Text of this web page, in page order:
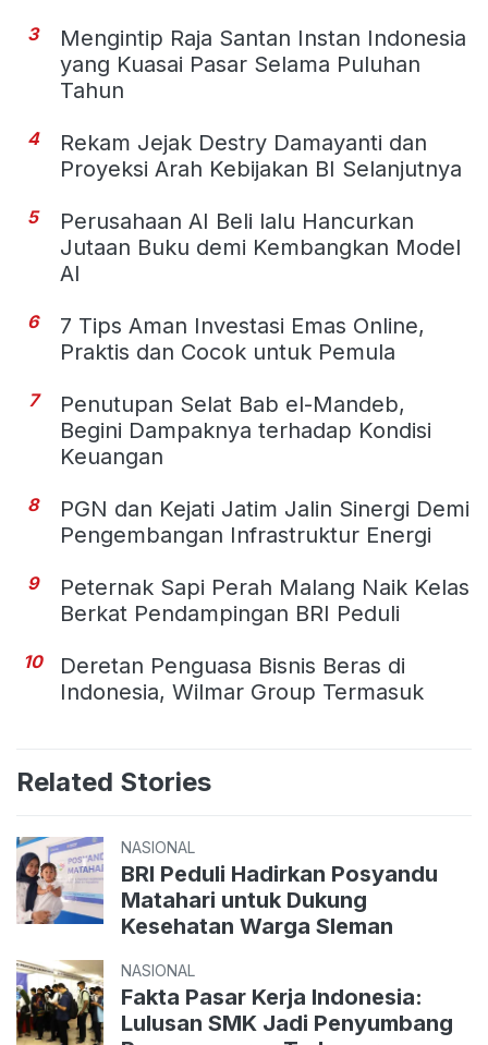
3
Mengintip Raja Santan Instan Indonesia
yang Kuasai Pasar Selama Puluhan
Tahun
4
Rekam Jejak Destry Damayanti dan
Proyeksi Arah Kebijakan BI Selanjutnya
5
Perusahaan AI Beli lalu Hancurkan
Jutaan Buku demi Kembangkan Model
AI
6
7 Tips Aman Investasi Emas Online,
Praktis dan Cocok untuk Pemula
7
Penutupan Selat Bab el-Mandeb,
Begini Dampaknya terhadap Kondisi
Keuangan
8
PGN dan Kejati Jatim Jalin Sinergi Demi
Pengembangan Infrastruktur Energi
9
Peternak Sapi Perah Malang Naik Kelas
Berkat Pendampingan BRI Peduli
10
Deretan Penguasa Bisnis Beras di
Indonesia, Wilmar Group Termasuk
Related Stories
NASIONAL
BRI Peduli Hadirkan Posyandu
Matahari untuk Dukung
Kesehatan Warga Sleman
NASIONAL
Fakta Pasar Kerja Indonesia:
Lulusan SMK Jadi Penyumbang